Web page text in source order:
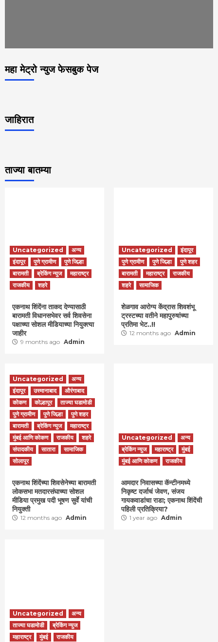
महा मेट्रो न्युज फेसबुक पेज
जाहिरात
ताज्या बातम्या
Uncategorized
अन्य
इंदापूर
पुणे ग्रामीण
पुणे जिल्हा
बारामती
ब्रेकिंग न्युज
महाराष्ट्र
राजकीय
शहरे
एकनाथ शिंदेंना ताकद देण्यासाठी
बारामती विधानसभेवर सर्व शिवसेना
पक्षाच्या सोशल मीडियाच्या नियुक्त्या
जाहीर
9 months ago Admin
Uncategorized
इंदापूर
पुणे ग्रामीण
पुणे जिल्हा
पुणे शहर
बारामती
महाराष्ट्र
राजकीय
शहरे
सामाजिक
शेळगाव आरोग्य केंद्रास शिवशंभू
ट्रस्टच्या वतीने महापुरुषांच्या
प्रतिमा भेट..!!
12 months ago Admin
Uncategorized
अन्य
इंदापूर
उस्मानाबाद
औरंगाबाद
कोकण
कोल्हापूर
ताज्या घडामोडी
पुणे ग्रामीण
पुणे जिल्हा
पुणे शहर
बारामती
ब्रेकिंग न्युज
महाराष्ट्र
मुंबई आणि कोकण
राजकीय
शहरे
संपादकीय
सातारा
सामाजिक
सोलापूर
एकनाथ शिंदेंच्या शिवसेनेच्या बारामती
लोकसभा मतदारसंघाच्या सोशल
मीडिया प्रमुख पदी भूषण सुर्वे यांची
नियुक्ती
12 months ago Admin
Uncategorized
अन्य
ब्रेकिंग न्युज
महाराष्ट्र
मुंबई
मुंबई आणि कोकण
राजकीय
आमदार निवासच्या कॅन्टीनमध्ये
निकृष्ट दर्जाचं जेवण, संजय
गायकवाडांचा राडा; एकनाथ शिंदेंची
पहिली प्रतिक्रिया?
1 year ago Admin
Uncategorized
अन्य
ताज्या घडामोडी
ब्रेकिंग न्युज
महाराष्ट्र
मुंबई राजकीय